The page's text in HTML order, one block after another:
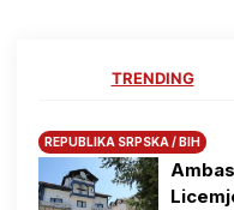
TRENDING
REPUBLIKA SRPSKA / BIH